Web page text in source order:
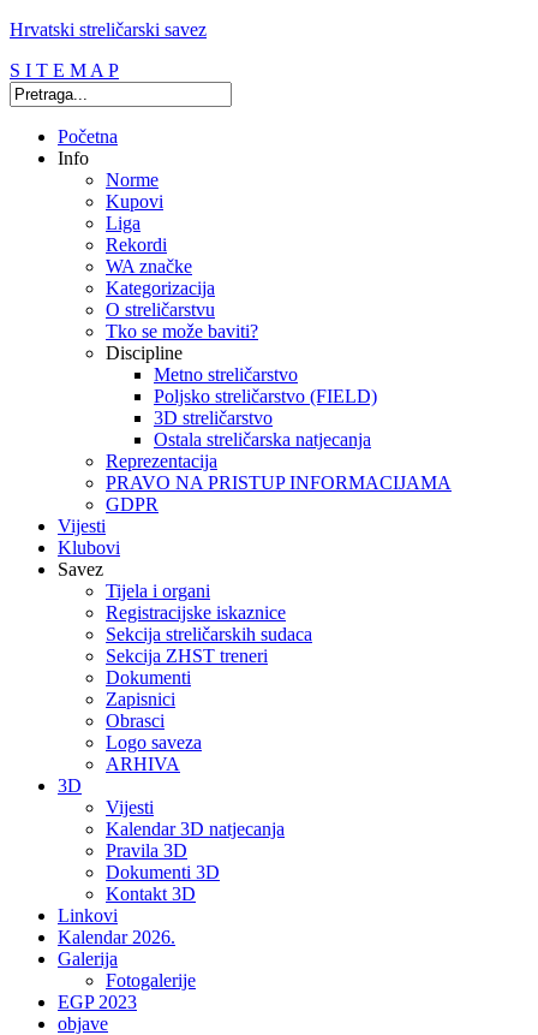
Hrvatski streličarski savez
S I T E M A P
Početna
Info
Norme
Kupovi
Liga
Rekordi
WA značke
Kategorizacija
O streličarstvu
Tko se može baviti?
Discipline
Metno streličarstvo
Poljsko streličarstvo (FIELD)
3D streličarstvo
Ostala streličarska natjecanja
Reprezentacija
PRAVO NA PRISTUP INFORMACIJAMA
GDPR
Vijesti
Klubovi
Savez
Tijela i organi
Registracijske iskaznice
Sekcija streličarskih sudaca
Sekcija ZHST treneri
Dokumenti
Zapisnici
Obrasci
Logo saveza
ARHIVA
3D
Vijesti
Kalendar 3D natjecanja
Pravila 3D
Dokumenti 3D
Kontakt 3D
Linkovi
Kalendar 2026.
Galerija
Fotogalerije
EGP 2023
objave